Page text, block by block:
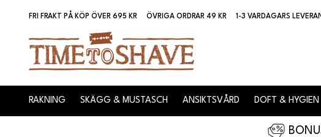
FRI FRAKT PÅ KÖP ÖVER 695 KR ÖVRIGA ORDRAR 49 KR 1-3 VARDAGARS
RAKNING SKÄGG & MUSTASCH ANSIKTSVÅRD DOFT & HYGIEN